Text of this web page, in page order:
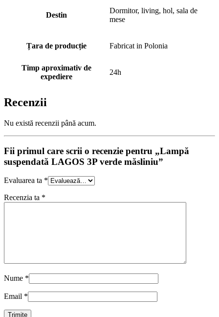
Destin
Dormitor, living, hol, sala de
mese
Țara de producție Fabricat in Polonia
Timp aproximativ de
expediere
24h
Recenzii
Nu există recenzii până acum.
Fii primul care scrii o recenzie pentru „Lampă
suspendată LAGOS 3P verde măsliniu”
Evaluarea ta *
Recenzia ta *
Nume *
Email *